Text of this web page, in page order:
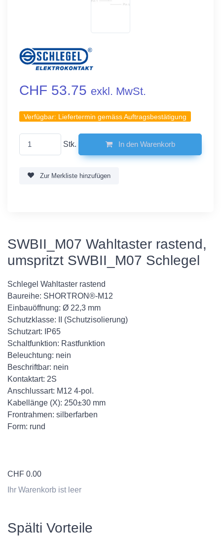
CHF 53.75 exkl. MwSt.
Verfügbar: Liefertermin gemäss Auftragsbestätigung
Stk. In den Warenkorb
Zur Merkliste hinzufügen
SWBII_M07 Wahltaster rastend,
umspritzt SWBII_M07 Schlegel
Schlegel Wahltaster rastend
Baureihe: SHORTRON®-M12
Einbauöffnung: Ø 22,3 mm
Schutzklasse: II (Schutzisolierung)
Schutzart: IP65
Schaltfunktion: Rastfunktion
Beleuchtung: nein
Beschriftbar: nein
Kontaktart: 2S
Anschlussart: M12 4-pol.
Kabellänge (X): 250±30 mm
Frontrahmen: silberfarben
Form: rund
CHF 0.00
Ihr Warenkorb ist leer
Spälti Vorteile